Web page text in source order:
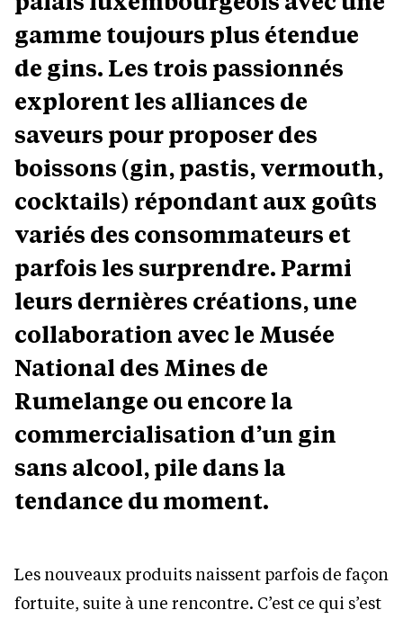
gamme toujours plus étendue
de gins. Les trois passionnés
explorent les alliances de
saveurs pour proposer des
boissons (gin, pastis, vermouth,
cocktails) répondant aux goûts
variés des consommateurs et
parfois les surprendre. Parmi
leurs dernières créations, une
collaboration avec le Musée
National des Mines de
Rumelange ou encore la
commercialisation d’un gin
sans alcool, pile dans la
tendance du moment.
Les nouveaux produits naissent parfois de façon
fortuite, suite à une rencontre. C’est ce qui s’est